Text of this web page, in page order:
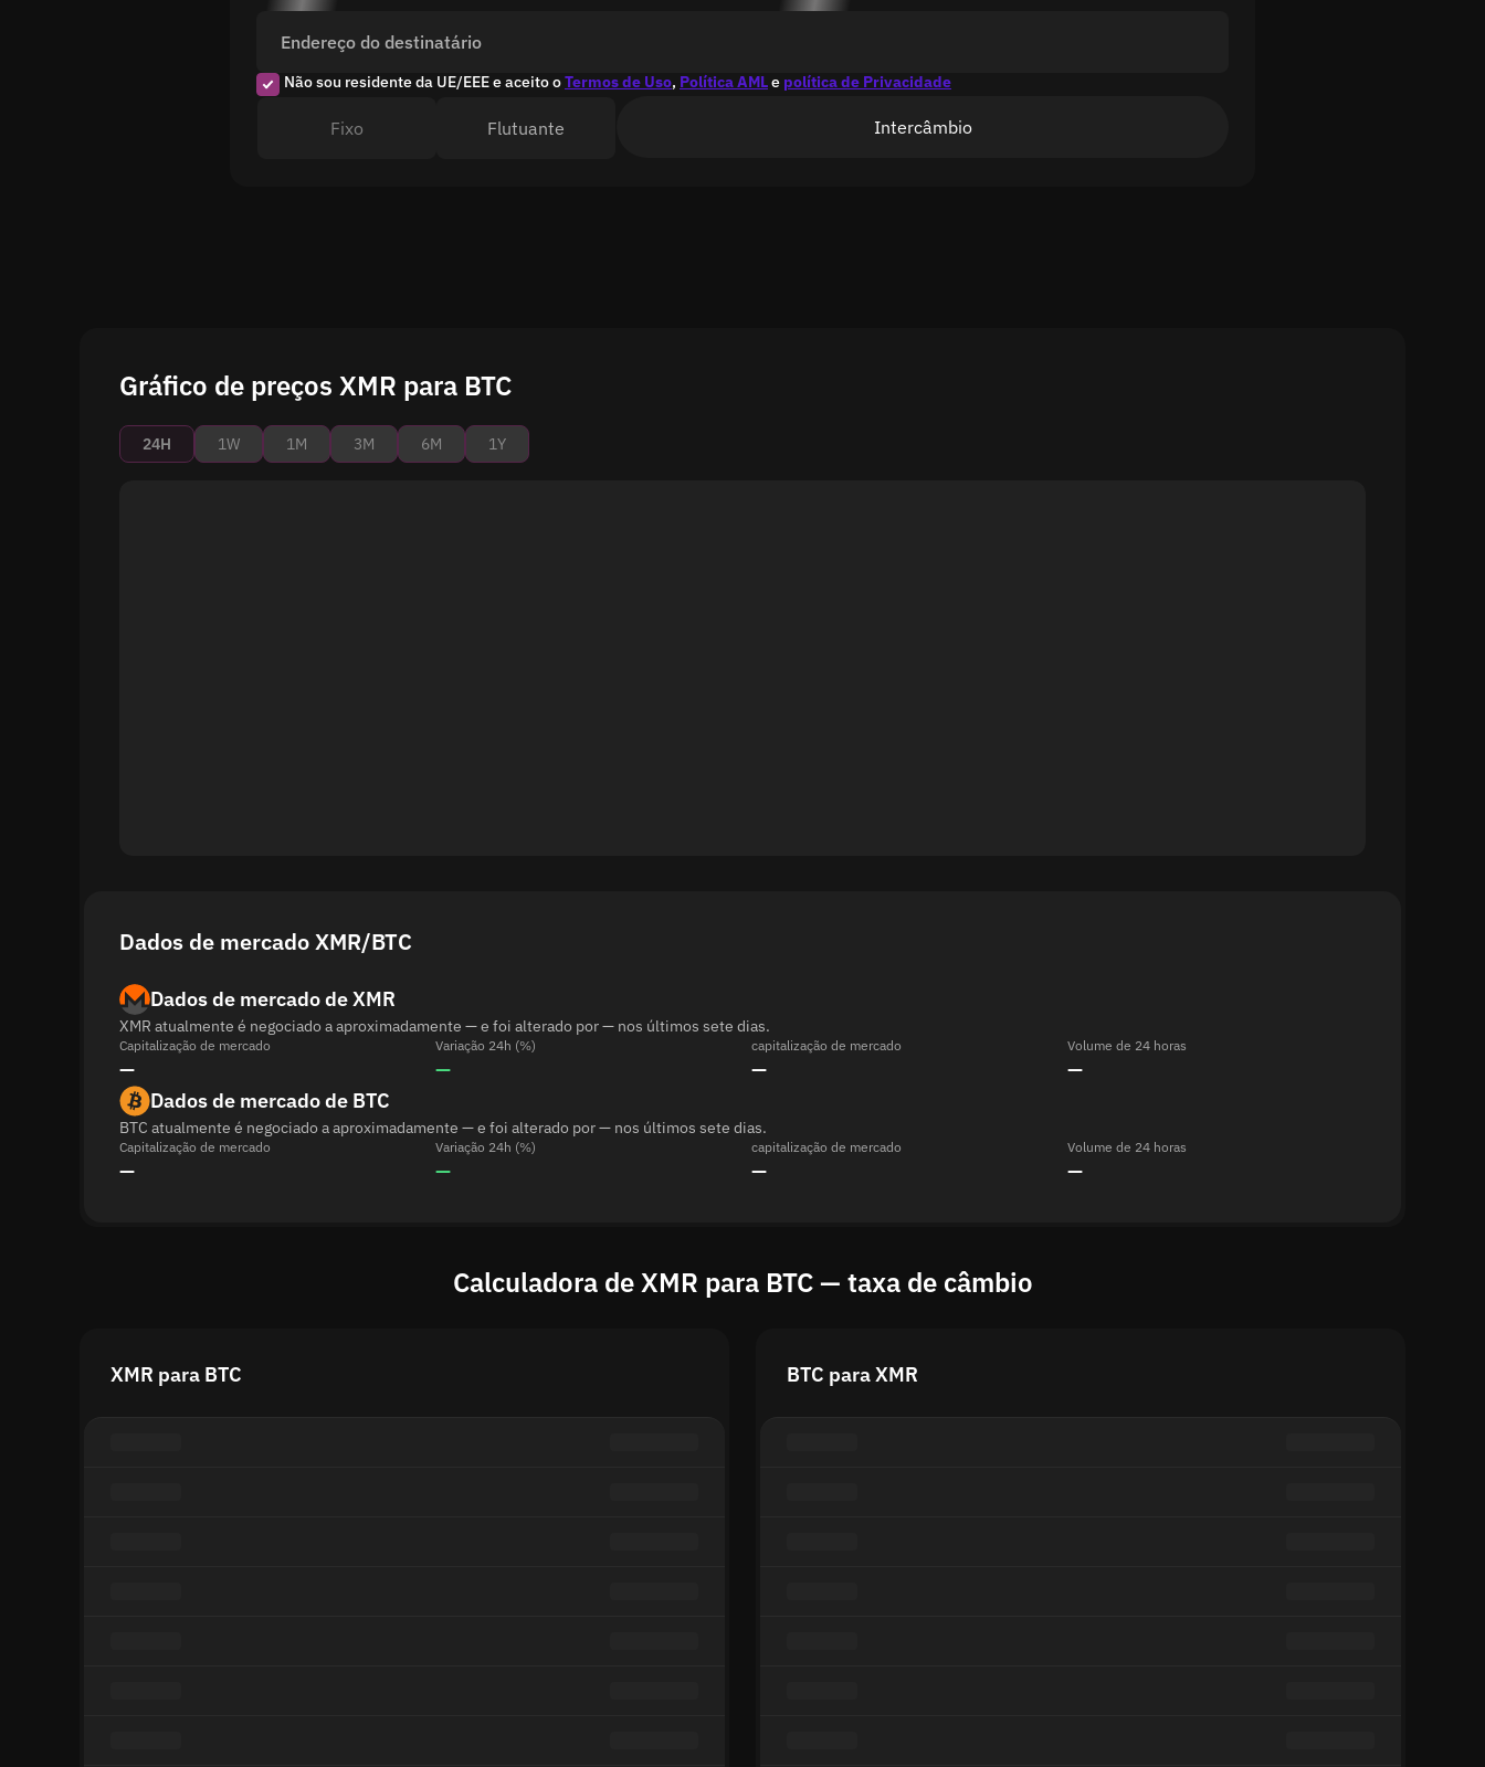
Endereço do destinatário
Não sou residente da UE/EEE e aceito oTermos de Uso, Política AMLe política de Privacidade
Fixo Flutuante Intercâmbio
Gráfico de preços XMR para BTC
24H 1W 1M 3M 6M 1Y
Dados de mercado XMR/BTC
Dados de mercado de XMR
XMR atualmente é negociado a aproximadamente — e foi alterado por — nos últimos sete dias.
Capitalização de mercado
—
Variação 24h (%)
—
capitalização de mercado
—
Volume de 24 horas
—
Dados de mercado de BTC
BTC atualmente é negociado a aproximadamente — e foi alterado por — nos últimos sete dias.
Capitalização de mercado
—
Variação 24h (%)
—
capitalização de mercado
—
Volume de 24 horas
—
Calculadora de XMR para BTC — taxa de câmbio
XMR para BTC BTC para XMR